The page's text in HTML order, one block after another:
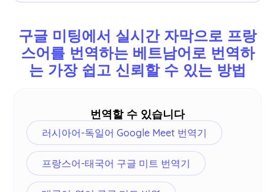
스페인어, 포르투갈어, 프랑스어, 독일어, 스웨덴어,
핀란드어, 아랍어, 힌디어, 우르두어, 터키어, 노르웨
이어, 이탈리아어, 버마어, 러시아어, 필리핀, 스와힐
구글 미팅에서 실시간 자막으로 프랑
스어를 번역하는 베트남어로 번역하
는 가장 쉽고 신뢰할 수 있는 방법
번역할 수 있습니다
러시아어-독일어 Google Meet 번역기
프랑스어-태국어 구글 미트 번역기